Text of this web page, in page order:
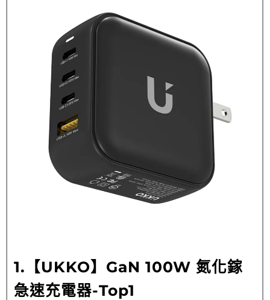
1.【UKKO】GaN 100W 氮化鎵
急速充電器-Top1